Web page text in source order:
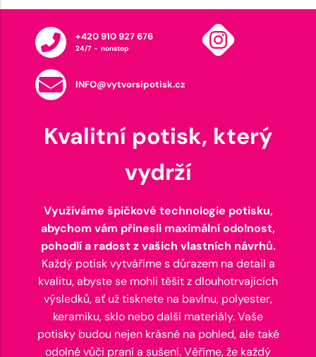
+420 910 927 676
24/7 - nonstop
INFO@vytvorsipotisk.cz
Kvalitní potisk, který
vydrží
Využíváme špičkové technologie potisku,
abychom vám přinesli maximální odolnost,
pohodlí a radost z vašich vlastních návrhů.
Každý potisk vytváříme s důrazem na detail a
kvalitu, abyste se mohli těšit z dlouhotrvajících
výsledků, ať už tisknete na bavlnu, polyester,
keramiku, sklo nebo další materiály. Vaše
potisky budou nejen krásné na pohled, ale také
odolné vůči praní a sušení. Věříme, že každý